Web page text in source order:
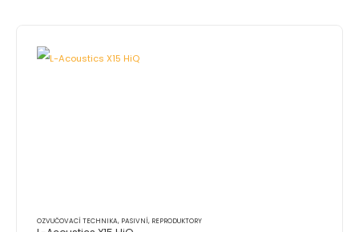
OZVUČOVACÍ TECHNIKA, PASIVNÍ, REPRODUKTORY